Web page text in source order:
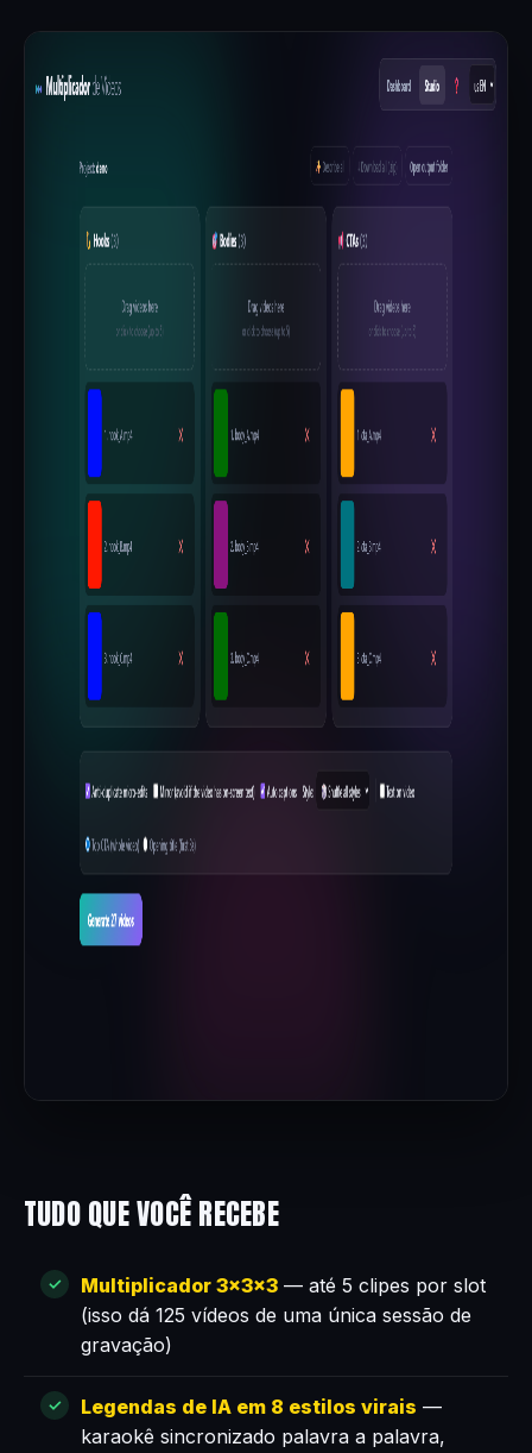
TUDO QUE VOCÊ RECEBE
Multiplicador 3×3×3 — até 5 clipes por slot
(isso dá 125 vídeos de uma única sessão de
gravação)
Legendas de IA em 8 estilos virais —
karaokê sincronizado palavra a palavra,